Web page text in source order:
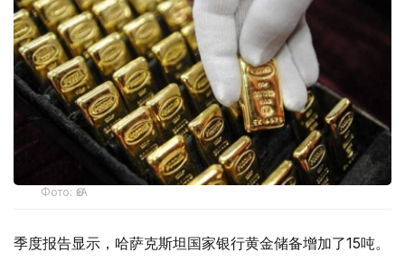
Фото: ӨзА
季度报告显示，哈萨克斯坦国家银行黄金储备增加了15吨。